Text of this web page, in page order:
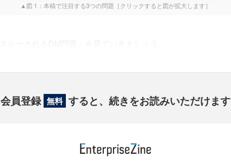
▲図 1：本稿で注目する3つの問題［クリックすると図が拡大します］
会員登録 無料 すると、続きをお読みいただけます